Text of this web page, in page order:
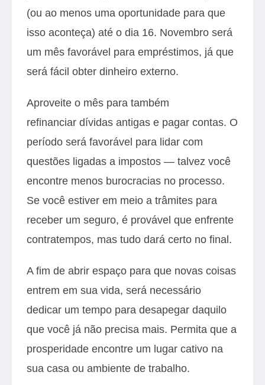
(ou ao menos uma oportunidade para que
isso aconteça) até o dia 16. Novembro será
um mês favorável para empréstimos, já que
será fácil obter dinheiro externo.
Aproveite o mês para também
refinanciar dívidas antigas e pagar contas. O
período será favorável para lidar com
questões ligadas a impostos — talvez você
encontre menos burocracias no processo.
Se você estiver em meio a trâmites para
receber um seguro, é provável que enfrente
contratempos, mas tudo dará certo no final.
A fim de abrir espaço para que novas coisas
entrem em sua vida, será necessário
dedicar um tempo para desapegar daquilo
que você já não precisa mais. Permita que a
prosperidade encontre um lugar cativo na
sua casa ou ambiente de trabalho.